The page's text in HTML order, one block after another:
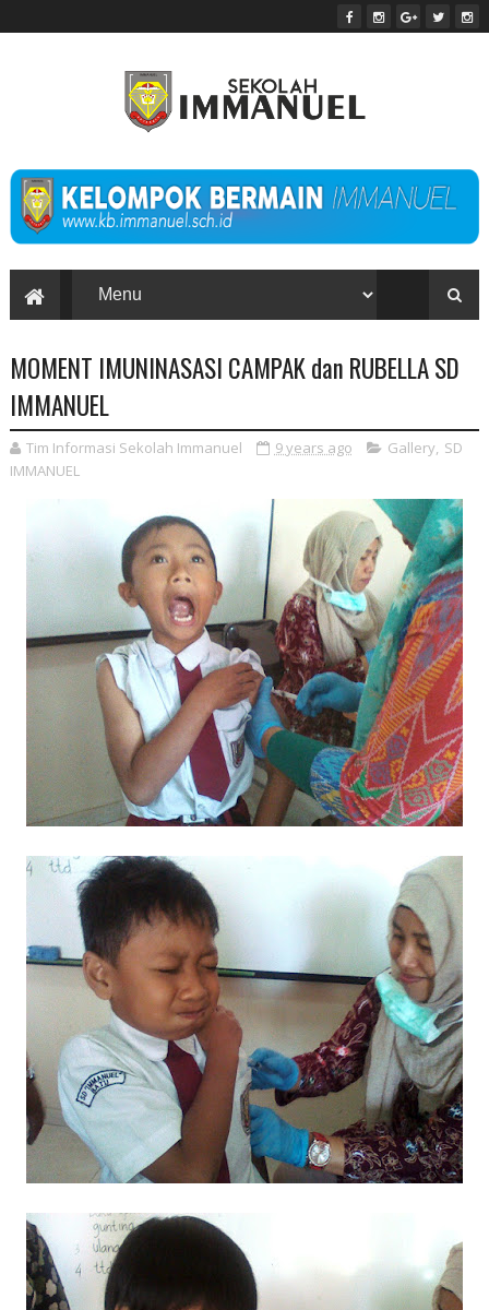
MOMENT IMUNINASASI CAMPAK dan RUBELLA SD
IMMANUEL
Tim Informasi Sekolah Immanuel 9 years ago Gallery, SD
IMMANUEL